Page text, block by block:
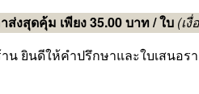
ส่งสุดคุ้ม เพียง 35.00 บาท / ใบ (เ
ยินดีให้คำปรึกษาและใบเสนอร